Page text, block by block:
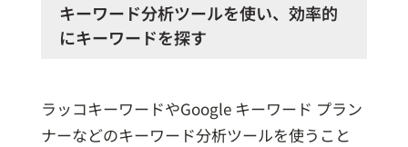
キーワード分析ツールを使い、効率的
にキーワードを探す
ラッコキーワードやGoogle キーワード プラン
ナーなどのキーワード分析ツールを使うこと